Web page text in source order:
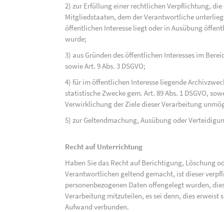
2) zur Erfüllung einer rechtlichen Verpflichtung,
Mitgliedstaaten, dem der Verantwortliche
öffentlichen Interesse liegt oder in Ausübung
wurde;
3) aus Gründen des öffentlichen Interesses im
sowie Art. 9 Abs. 3 DSGVO;
4) für im öffentlichen Interesse liegende
statistische Zwecke gem. Art. 89 Abs. 1 DSGVO,
Verwirklichung der Ziele dieser Verarbeitung
5) zur Geltendmachung, Ausübung oder
Recht auf Unterrichtung
Haben Sie das Recht auf Berichtigung, Löschung
Verantwortlichen geltend gemacht, ist dieser
personenbezogenen Daten offengelegt wurden,
Verarbeitung mitzuteilen, es sei denn, dies
Aufwand verbunden.